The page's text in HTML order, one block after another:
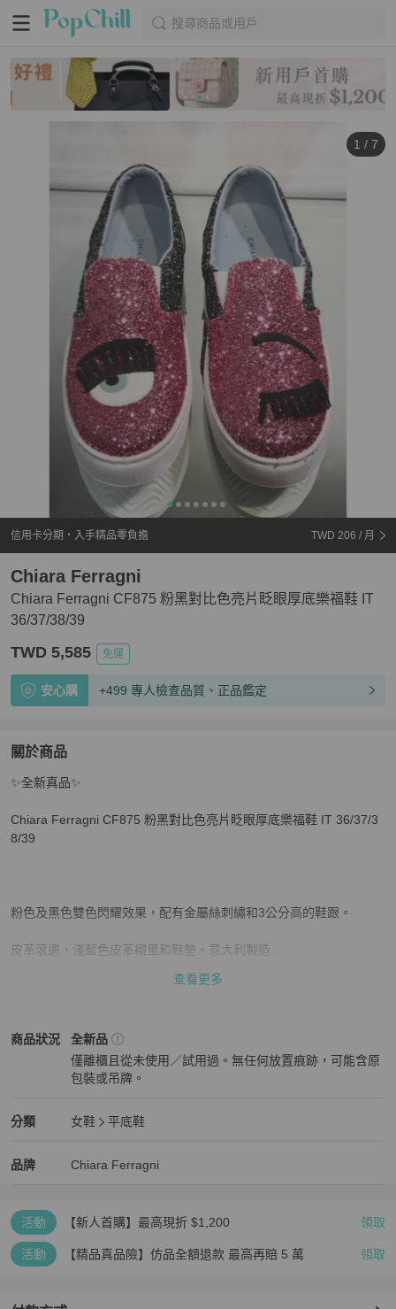
搜尋商品或用戶
1 / 7
信用卡分期・入手精品零負擔 TWD 206 / 月
Chiara Ferragni CF875 粉黑對比色亮片眨眼厚底樂福鞋 IT
36/37/38/39
Chiara Ferragni
TWD 5,585 免運
安心購 +499 專人檢查品質、正品鑑定
關於商品
關於Chiara Ferragni CF875 粉黑對比色亮片眨眼厚底樂福鞋
✨全新真品✨
Chiara Ferragni CF875 粉黑對比色亮片眨眼厚底樂福鞋 IT 36/37/3
8/39
粉色及黑色雙色閃耀效果，配有金屬絲刺繡和3公分高的鞋跟。
皮革滾邊，淺藍色皮革襯里和鞋墊。意大利製造
商品配件：
查看更多
商品狀況
Chiara Ferragni女鞋商品狀態與細節
全新品
僅離櫃且從未使用／試用過。無任何放置痕跡，可能含原
包裝或吊牌。
分類
Chiara Ferragni 女鞋分類資訊
女鞋
平底鞋
品牌
Chiara Ferragni精品女鞋品牌介紹
Chiara Ferragni
Chiara Ferragni推薦清單
活動 【新人首購】最高現折 $1,200 領取
活動 【精品真品險】仿品全額退款 最高再賠 5 萬 領取